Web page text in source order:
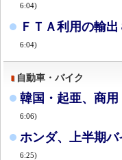
6:04)
ＦＴＡ利用の輸
6:04)
自動車・バイク
韓国・起亜、商
6:06)
ホンダ、上半期
6:25)